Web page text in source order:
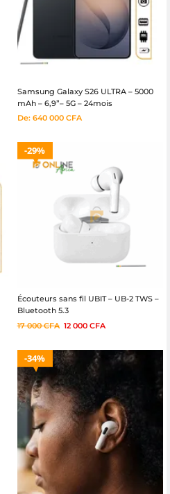
Samsung Galaxy S26 ULTRA – 5000
mAh – 6,9”– 5G – 24mois
De: 640 000 CFA
29%
Écouteurs sans fil UBIT – UB-2 TWS –
Bluetooth 5.3
17 000CFA 12 000 CFA
34%